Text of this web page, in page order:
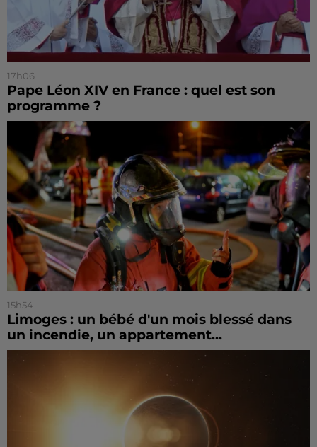
17h06
Pape Léon XIV en France : quel est son
programme ?
15h54
Limoges : un bébé d'un mois blessé dans
un incendie, un appartement...